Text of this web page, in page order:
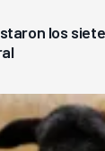
los